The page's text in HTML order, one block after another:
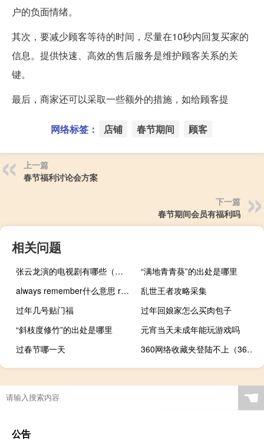
户的负面情绪。
其次，要减少顾客等待的时间，尽量在10秒内回复买家的
信息。提供快速、高效的售后服务是维护顾客关系的关
键。
最后，商家还可以采取一些额外的措施，如给顾客提
网络标签： 店铺 春节期间 顾客
上一篇
春节福利讨论会方案
下一篇
春节期间会员有福利吗
相关问题
张云龙演的电视剧有哪些（张云龙）
“满地青青葵”的出处是哪里
always remember什么意思 rememberthetime
乱世王者攻略采集
过年几号贴门福
过年回娘家怎么买肉包子
“斜枝度修竹”的出处是哪里
元宵当天未成年能玩游戏吗
过春节哪一天
360网络收藏夹登陆不上（360网络收藏夹登陆）
☚
公告